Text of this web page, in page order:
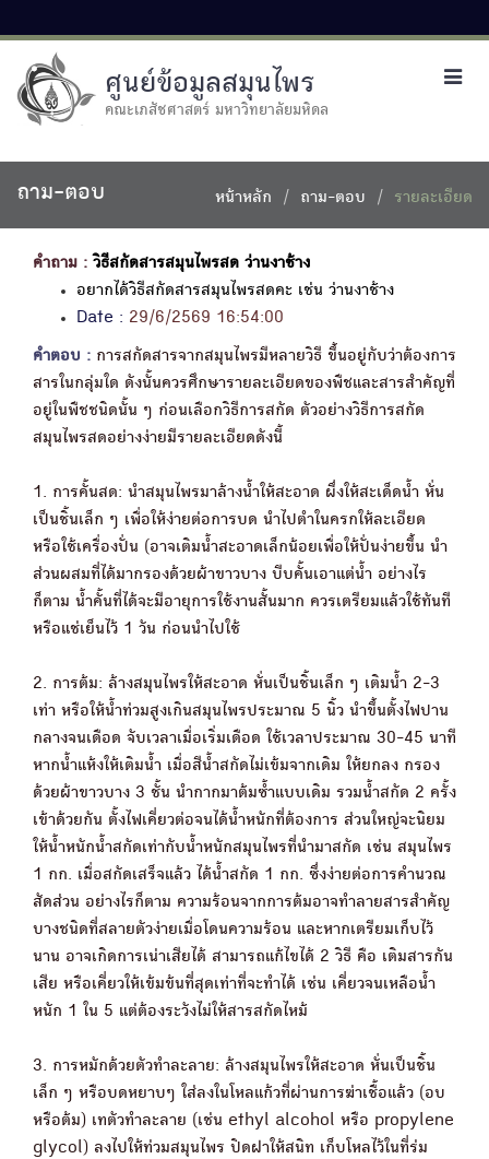
ศูนย์ข้อมูลสมุนไพร
คณะเภสัชศาสตร์ มหาวิทยาลัยมหิดล
ถาม-ตอบ หน้าหลัก ถาม-ตอบ รายละเอียด
คำถาม : วิธีสกัดสารสมุนไพรสด ว่านงาช้าง
อยากได้วิธีสกัดสารสมุนไพรสดคะ เช่น ว่านงาช้าง
Date : 29/6/2569 16:54:00
คำตอบ : การสกัดสารจากสมุนไพรมีหลายวิธี ขึ้นอยู่กับว่าต้องการ
สารในกลุ่มใด ดังนั้นควรศึกษารายละเอียดของพืชและสารสำคัญที่
อยู่ในพืชชนิดนั้น ๆ ก่อนเลือกวิธีการสกัด ตัวอย่างวิธีการสกัด
สมุนไพรสดอย่างง่ายมีรายละเอียดดังนี้
1. การคั้นสด: นำสมุนไพรมาล้างน้ำให้สะอาด ผึ่งให้สะเด็ดน้ำ หั่น
เป็นชิ้นเล็ก ๆ เพื่อให้ง่ายต่อการบด นำไปตำในครกให้ละเอียด
หรือใช้เครื่องปั่น (อาจเติมน้ำสะอาดเล็กน้อยเพื่อให้ปั่นง่ายขึ้น นำ
ส่วนผสมที่ได้มากรองด้วยผ้าขาวบาง บีบคั้นเอาแต่น้ำ อย่างไร
ก็ตาม น้ำคั้นที่ได้จะมีอายุการใช้งานสั้นมาก ควรเตรียมแล้วใช้ทันที
หรือแช่เย็นไว้ 1 วัน ก่อนนำไปใช้
2. การต้ม: ล้างสมุนไพรให้สะอาด หั่นเป็นชิ้นเล็ก ๆ เติมน้ำ 2-3
เท่า หรือให้น้ำท่วมสูงเกินสมุนไพรประมาณ 5 นิ้ว นำขึ้นตั้งไฟปาน
กลางจนเดือด จับเวลาเมื่อเริ่มเดือด ใช้เวลาประมาณ 30-45 นาที
หากน้ำแห้งให้เติมน้ำ เมื่อสีน้ำสกัดไม่เข้มจากเดิม ให้ยกลง กรอง
ด้วยผ้าขาวบาง 3 ชั้น นำกากมาต้มซ้ำแบบเดิม รวมน้ำสกัด 2 ครั้ง
เข้าด้วยกัน ตั้งไฟเคี่ยวต่อจนได้น้ำหนักที่ต้องการ ส่วนใหญ่จะนิยม
ให้น้ำหนักน้ำสกัดเท่ากับน้ำหนักสมุนไพรที่นำมาสกัด เช่น สมุนไพร
1 กก. เมื่อสกัดเสร็จแล้ว ได้น้ำสกัด 1 กก. ซึ่งง่ายต่อการคำนวณ
สัดส่วน อย่างไรก็ตาม ความร้อนจากการต้มอาจทำลายสารสำคัญ
บางชนิดที่สลายตัวง่ายเมื่อโดนความร้อน และหากเตรียมเก็บไว้
นาน อาจเกิดการเน่าเสียได้ สามารถแก้ไขได้ 2 วิธี คือ เติมสารกัน
เสีย หรือเคี่ยวให้เข้มข้นที่สุดเท่าที่จะทำได้ เช่น เคี่ยวจนเหลือน้ำ
หนัก 1 ใน 5 แต่ต้องระวังไม่ให้สารสกัดไหม้
3. การหมักด้วยตัวทำละลาย: ล้างสมุนไพรให้สะอาด หั่นเป็นชิ้น
เล็ก ๆ หรือบดหยาบๆ ใส่ลงในโหลแก้วที่ผ่านการฆ่าเชื้อแล้ว (อบ
หรือต้ม) เทตัวทำละลาย (เช่น ethyl alcohol หรือ propylene
glycol) ลงไปให้ท่วมสมุนไพร ปิดฝาให้สนิท เก็บโหลไว้ในที่ร่ม